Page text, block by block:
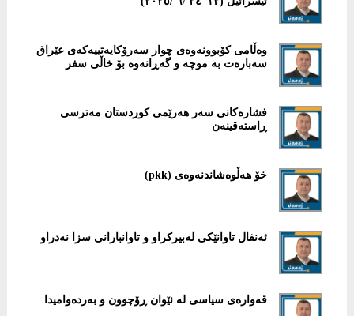
وەڵامی کۆبوونەوەی چوار سەرۆکایەتییەکەی عێراق
سەبارەت بە موچە و گەڕانەوە بۆ خاڵی سفر
فشارەکانی سەر هەرێمی کوردستان مەترسی
ڕاستەقینەن
خۆ هەڵوەشاندنەوەی (pkk)
ئەنفال تاوانێکی لەبیرکراو و تاوانبارانی سزا نەدراو
قەوارەی سیاسی لە نێوان ڕۆچوون و بەردەوامیدا